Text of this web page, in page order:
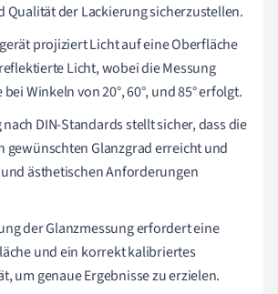
Qualität der Lackierung sicherzustellen.
projiziert Licht auf eine Oberfläche
Licht, wobei die Messung
Winkeln von 20°, 60°, und 85° erfolgt.
DIN-Standards stellt sicher, dass die
gewünschten Glanzgrad erreicht und
ästhetischen Anforderungen
der Glanzmessung erfordert eine
und ein korrekt kalibriertes
um genaue Ergebnisse zu erzielen.